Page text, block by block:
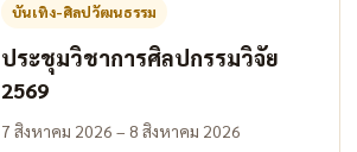
บันเทิง-ศิลปวัฒนธรรม
ประชุมวิชาการศิลปกรรมวิจัย
2569
7 สิงหาคม 2026 – 8 สิงหาคม 2026